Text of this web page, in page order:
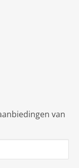
van